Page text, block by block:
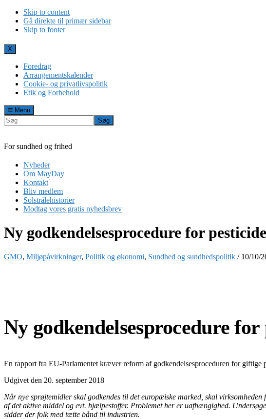
Skip to content
Gå direkte til primær sidebar
Skip to footer
X
Foredrag
Arrangementskalender
Cookie- og privatlivspolitik
Etik og Forbehold
Menu
Søg
For sundhed og frihed
Nyheder
Om MayDay
Kontakt
Bliv medlem
Solstrålehistorier
Modtag vores gratis nyhedsbrev
Ny godkendelsesprocedure for
GMO, Miljøpåvirkninger, Politik og økonomi, Sundhed og sundhedspolitik / 10/10/
Ny godkendelsesprocedure
En rapport fra EU-Parlamentet kræver reform af godkendelsesproceduren for giftige
Udgivet den 20. september 2018
Når nye sprøjtemidler skal godkendes til det europæiske marked, skal
af det aktive middel og evt. hjælpestoffer. Problemet her er uafhængighed.
sidder der folk med tætte bånd til industrien.